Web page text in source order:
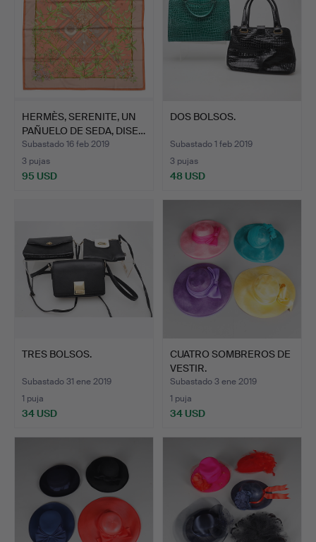
HERMÈS, SERENITE, UN
PAÑUELO DE SEDA, DISE…
Subastado 16 feb 2019
3 pujas
95 USD
DOS BOLSOS.
Subastado 1 feb 2019
3 pujas
48 USD
TRES BOLSOS.
Subastado 31 ene 2019
1 puja
34 USD
CUATRO SOMBREROS DE
VESTIR.
Subastado 3 ene 2019
1 puja
34 USD